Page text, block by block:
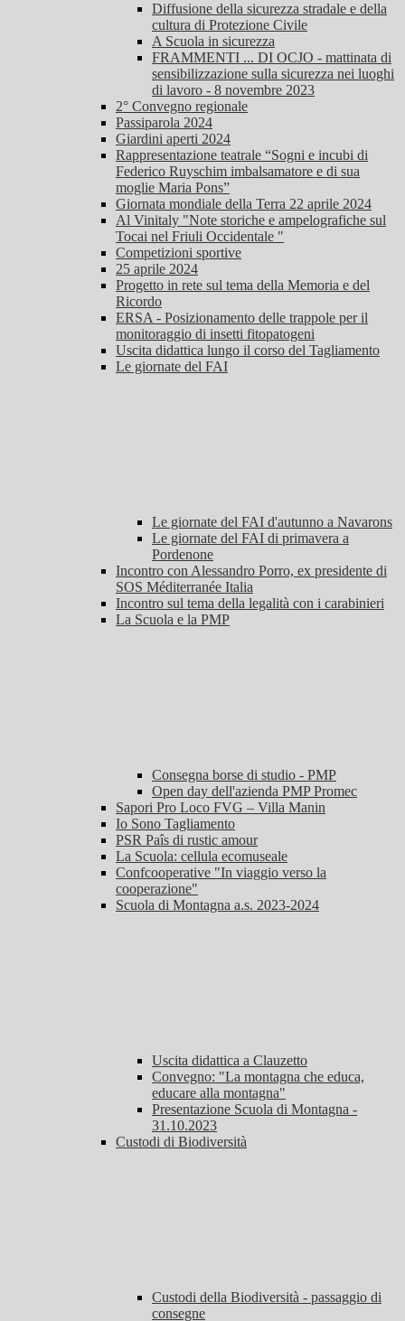
Diffusione della sicurezza stradale e della
cultura di Protezione Civile
A Scuola in sicurezza
FRAMMENTI ... DI OCJO - mattinata di
sensibilizzazione sulla sicurezza nei luoghi
di lavoro - 8 novembre 2023
2° Convegno regionale
Passiparola 2024
Giardini aperti 2024
Rappresentazione teatrale “Sogni e incubi di
Federico Ruyschim imbalsamatore e di sua
moglie Maria Pons”
Giornata mondiale della Terra 22 aprile 2024
Al Vinitaly "Note storiche e ampelografiche sul
Tocai nel Friuli Occidentale "
Competizioni sportive
25 aprile 2024
Progetto in rete sul tema della Memoria e del
Ricordo
ERSA - Posizionamento delle trappole per il
monitoraggio di insetti fitopatogeni
Uscita didattica lungo il corso del Tagliamento
Le giornate del FAI
Le giornate del FAI d'autunno a Navarons
Le giornate del FAI di primavera a
Pordenone
Incontro con Alessandro Porro, ex presidente di
SOS Méditerranée Italia
Incontro sul tema della legalità con i carabinieri
La Scuola e la PMP
Consegna borse di studio - PMP
Open day dell'azienda PMP Promec
Sapori Pro Loco FVG – Villa Manin
Io Sono Tagliamento
PSR Paîs di rustic amour
La Scuola: cellula ecomuseale
Confcooperative "In viaggio verso la
cooperazione"
Scuola di Montagna a.s. 2023-2024
Uscita didattica a Clauzetto
Convegno: "La montagna che educa,
educare alla montagna"
Presentazione Scuola di Montagna -
31.10.2023
Custodi di Biodiversità
Custodi della Biodiversità - passaggio di
consegne